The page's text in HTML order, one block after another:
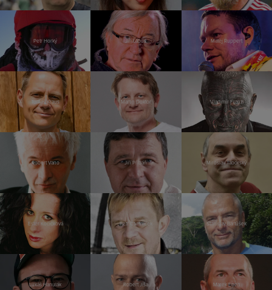
Petr Horký Jiří Lábus Matěj Ruppert
Tomáš Kraus Martin Doktor Vladimír Franz
Robert Vano Jiří Přibáň Miroslav Táborský
Ester Kočičková Petr Čtvrtníček Stanislav Bartůšek
Lukáš Hanulák Robert Jíša Marek Eben